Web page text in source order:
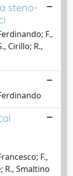
steno-
F.,
Cirillo; R.,
F.,
R., Smaltino